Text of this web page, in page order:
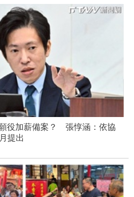
役加薪備案？ 張惇涵：依協
提出